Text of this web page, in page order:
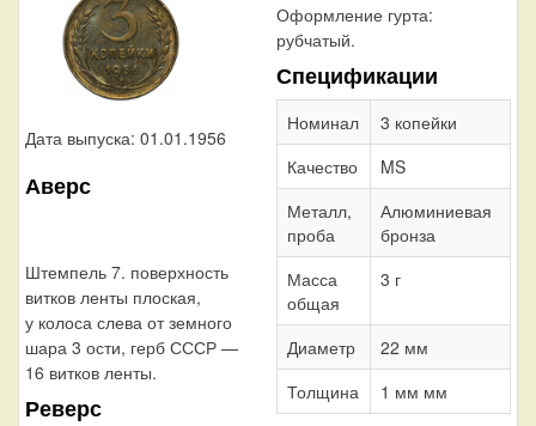
Дата выпуска: 01.01.1956
Аверс
Штемпель 7. поверхность
витков ленты плоская,
у колоса слева от земного
шара 3 ости, герб СССР —
16 витков ленты.
Реверс
Оформление гурта:
рубчатый.
Спецификации
Номинал
3 копейки
Качество
MS
Металл,
проба
Алюминиевая
бронза
Масса
общая
3 г
Диаметр
22 мм
Толщина
1 мм мм